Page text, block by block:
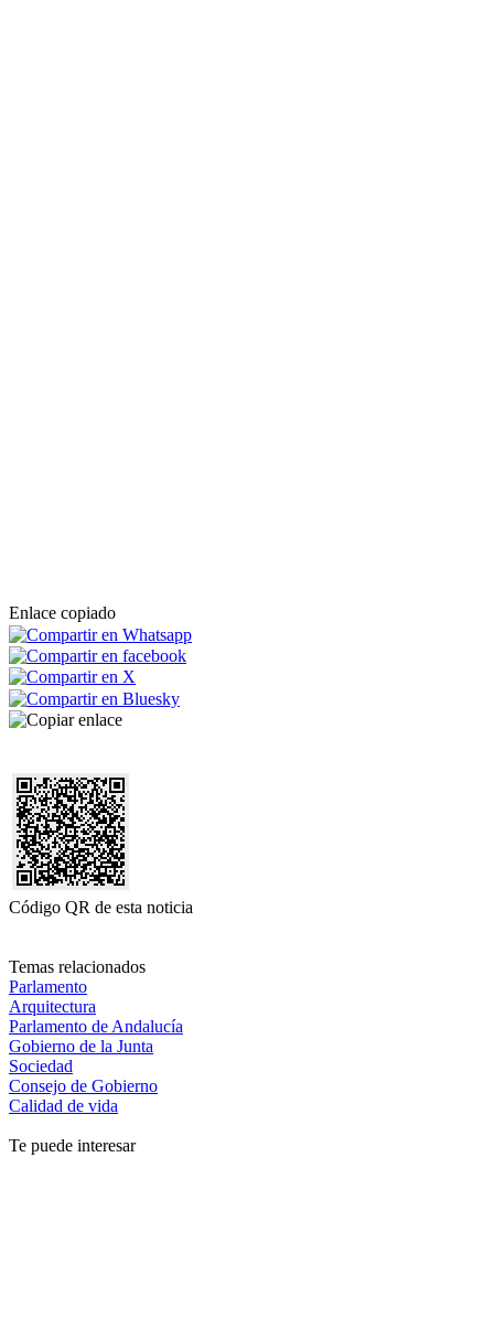
Enlace copiado
Código QR de esta noticia
Temas relacionados
Parlamento
Arquitectura
Parlamento de Andalucía
Gobierno de la Junta
Sociedad
Consejo de Gobierno
Calidad de vida
Te puede interesar